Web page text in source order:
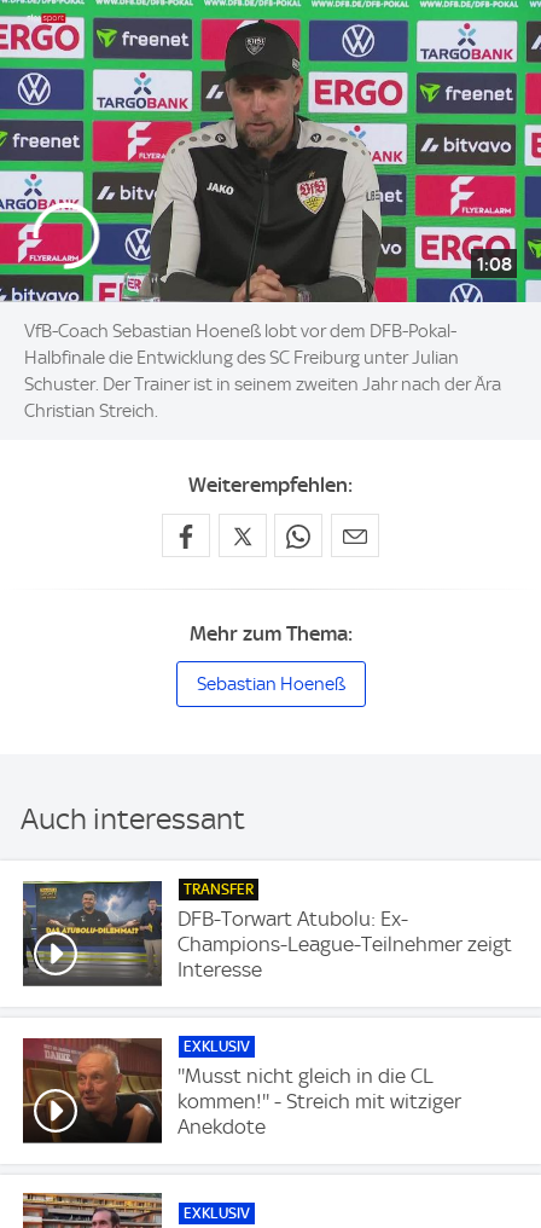
1:08
VfB-Coach Sebastian Hoeneß lobt vor dem DFB-Pokal-
Halbfinale die Entwicklung des SC Freiburg unter Julian
Schuster. Der Trainer ist in seinem zweiten Jahr nach der Ära
Christian Streich.
Weiterempfehlen:
Mehr zum Thema:
Sebastian Hoeneß
Auch interessant
TRANSFER
DFB-Torwart Atubolu: Ex-
Champions-League-Teilnehmer zeigt
Interesse
EXKLUSIV
''Musst nicht gleich in die CL
kommen!'' - Streich mit witziger
Anekdote
EXKLUSIV